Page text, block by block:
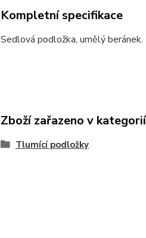
Kompletní specifikace
Sedlová podložka, umělý beránek.
Zboží zařazeno v
Tlumící podložky